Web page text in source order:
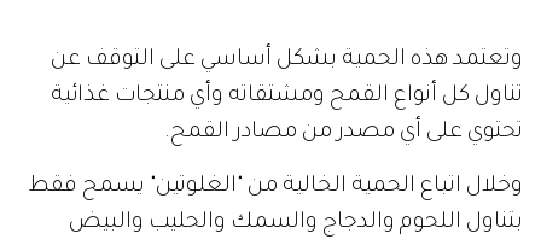
وتعتمد هذه الحمية بشكل أساسي على التوقف عن
تناول كل أنواع القمح ومشتقاته وأي منتجات غذائية
تحتوي على أي مصدر من مصادر القمح.
وخلال اتباع الحمية الخالية من "الغلوتين" يسمح فقط
بتناول اللحوم والدجاج والسمك والحليب والبيض